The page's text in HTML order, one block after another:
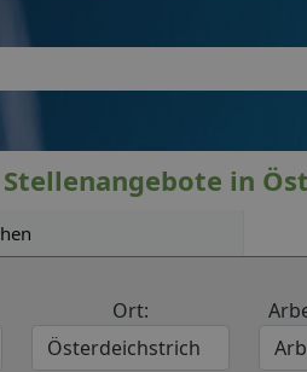
Stellenangebote in
Ort: